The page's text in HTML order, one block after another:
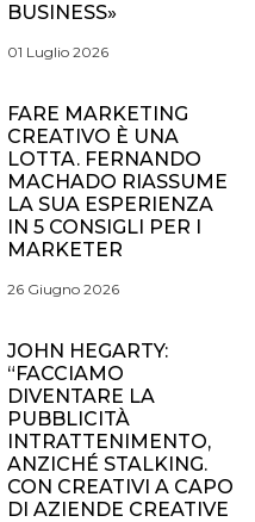
BUSINESS»
01 Luglio 2026
FARE MARKETING
CREATIVO È UNA
LOTTA. FERNANDO
MACHADO RIASSUME
LA SUA ESPERIENZA
IN 5 CONSIGLI PER I
MARKETER
26 Giugno 2026
JOHN HEGARTY:
“FACCIAMO
DIVENTARE LA
PUBBLICITÀ
INTRATTENIMENTO,
ANZICHÉ STALKING.
CON CREATIVI A CAPO
DI AZIENDE CREATIVE